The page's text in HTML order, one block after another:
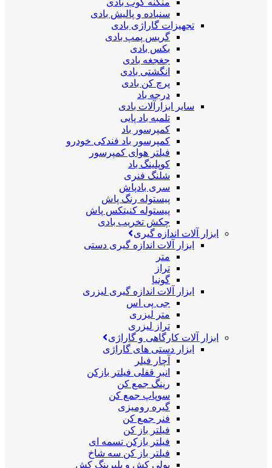
منگنه کوب بادی
سنباده و پالیش بادی
تجهیزات گاراژی بادی
گریس پمپ بادی
بکس بادی
جغجغه بادی
انگشتی بادی
پرچ کن بادی
درجه باد
سایر ابزارآلات بادی
تلمبه باد پایی
کمپرسور باد
کمپرسور باد فندکی خودرو
فیلتر هوای کمپرسور
کوپلینگ باد
شلنگ فنری
سری بادپاش
پیستوله رنگ پاش
پیستوله کنیتکس پاش
چکش تخریب بادی
ابزار آلات اندازه گیری
ابزار آلات اندازه گیری دستی
متر
تراز
گونیا
ابزار آلات اندازه گیری لیزری
جی پی اس
متر لیزری
تراز لیزری
ابزار آلات کارگاهی و گاراژی
ابزار دستی های گاراژی
آچار فیلر
انبر قفلی فیلتر بازکن
رینگ جمع کن
سوپاپ جمع کن
گیره رومیزی
فنر جمع کن
فیلتر باز کن
فیلتر بازکن تسمه ای
فیلتر باز کن سه شاخ
پولی کش و بلبرینگ کش